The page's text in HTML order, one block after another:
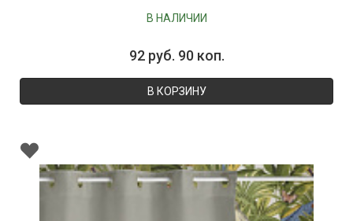
В НАЛИЧИИ
92 руб. 90 коп.
В КОРЗИНУ